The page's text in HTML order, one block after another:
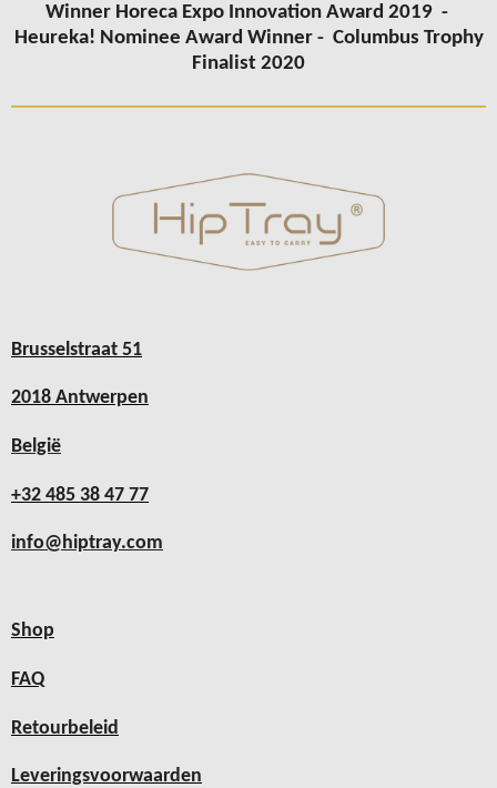
Winner Horeca Expo Innovation Award 2019 -
Heureka! Nominee Award Winner - Columbus Trophy
Finalist 2020
Brusselstraat 51
2018 Antwerpen
België
+32 485 38 47 77
info@hiptray.com
Shop
FAQ
Retourbeleid
Leveringsvoorwaarden